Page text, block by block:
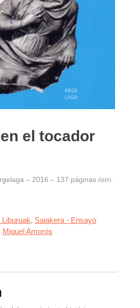
el tocador
– 2016 – 137 páginas /orri.
Liburuak, Saiakera - Ensayo
Miquel Amorós